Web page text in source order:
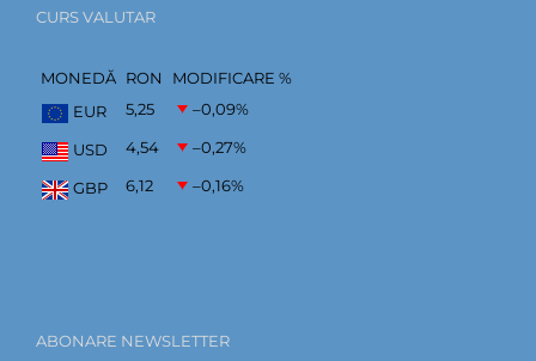
CURS VALUTAR
MONEDĂ RON
MODIFICARE %
EUR
5,25 –0,09%
USD 4,54 –0,27%
GBP 6,12 –0,16%
ABONARE NEWSLETTER